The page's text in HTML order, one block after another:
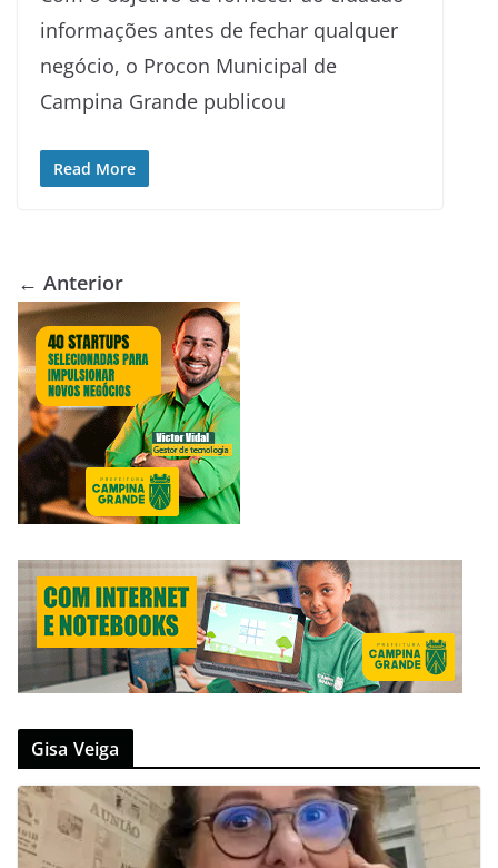
informações antes de fechar qualquer
negócio, o Procon Municipal de
Campina Grande publicou
Read More
← Anterior
Gisa Veiga